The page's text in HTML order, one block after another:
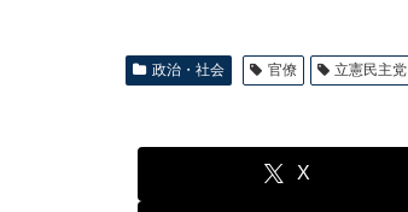
政治・社会 官僚 立憲民主党
X